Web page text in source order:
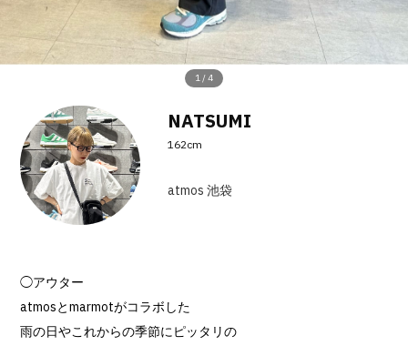
1/4
NATSUMI
162cm
atmos 池袋
◯アウター
atmosとmarmotがコラボした
雨の日やこれからの季節にピッタリの